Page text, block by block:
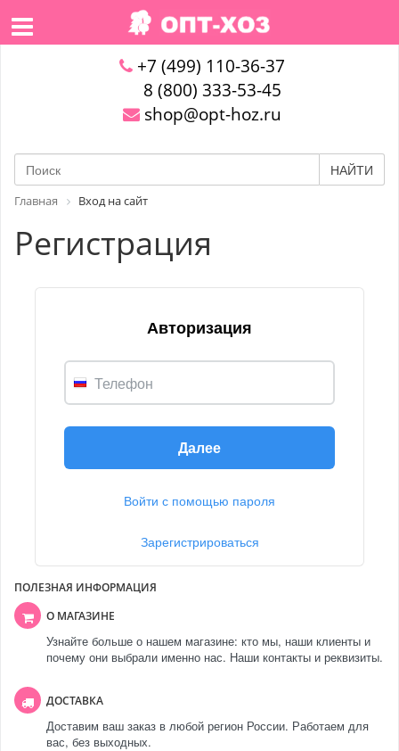
+7 (499) 110-36-37
8 (800) 333-53-45
shop@opt-hoz.ru
НАЙТИ
Главная Вход на сайт
Регистрация
Авторизация
Телефон
Далее
Войти с помощью пароля
Зарегистрироваться
ПОЛЕЗНАЯ ИНФОРМАЦИЯ
О МАГАЗИНЕ
Узнайте больше о нашем магазине: кто мы, наши клиенты и
почему они выбрали именно нас. Наши контакты и реквизиты.
ДОСТАВКА
Доставим ваш заказ в любой регион России. Работаем для
вас, без выходных.